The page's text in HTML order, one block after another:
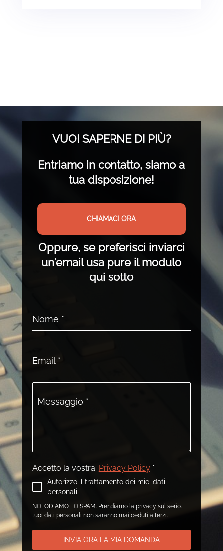
VUOI SAPERNE DI PIÙ?
Entriamo in contatto, siamo a
tua disposizione!
CHIAMACI ORA
Oppure, se preferisci inviarci
un'email usa pure il modulo
qui sotto
Nome *
Email *
Messaggio *
Accetto la vostra Privacy Policy *
Autorizzo il trattamento dei miei dati
personali
NOI ODIAMO LO SPAM. Prendiamo la privacy sul serio. I
tuoi dati personali non saranno mai ceduti a terzi.
INVIA ORA LA MIA DOMANDA